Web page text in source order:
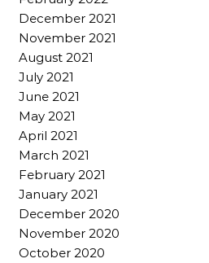
December 2021
November 2021
August 2021
July 2021
June 2021
May 2021
April 2021
March 2021
February 2021
January 2021
December 2020
November 2020
October 2020